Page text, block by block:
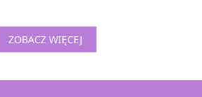
ZOBACZ WIĘCEJ